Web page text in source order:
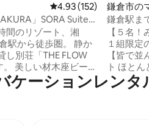
平均評価 レビュー152件、5つ星
4.93 (152)
」SORA Suite
ゾートハウス
間のリゾート、湘
駅から徒歩圏。 静か
し別荘「THE FLOW
チ
都の「時間の流
自然の流れ」をコン
鎌倉市の
ト
鎌倉駅ま
賞の宿
ママが安
名様
【５名
１組限定の専
【皆で
ト ほとんどのホテルは５名様ですと寝室
が別々に
ご旅行
ケ⁠ー⁠シ⁠ョ⁠ン⁠レ⁠ン⁠